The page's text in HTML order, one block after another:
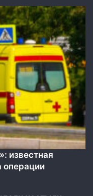
известная
операции